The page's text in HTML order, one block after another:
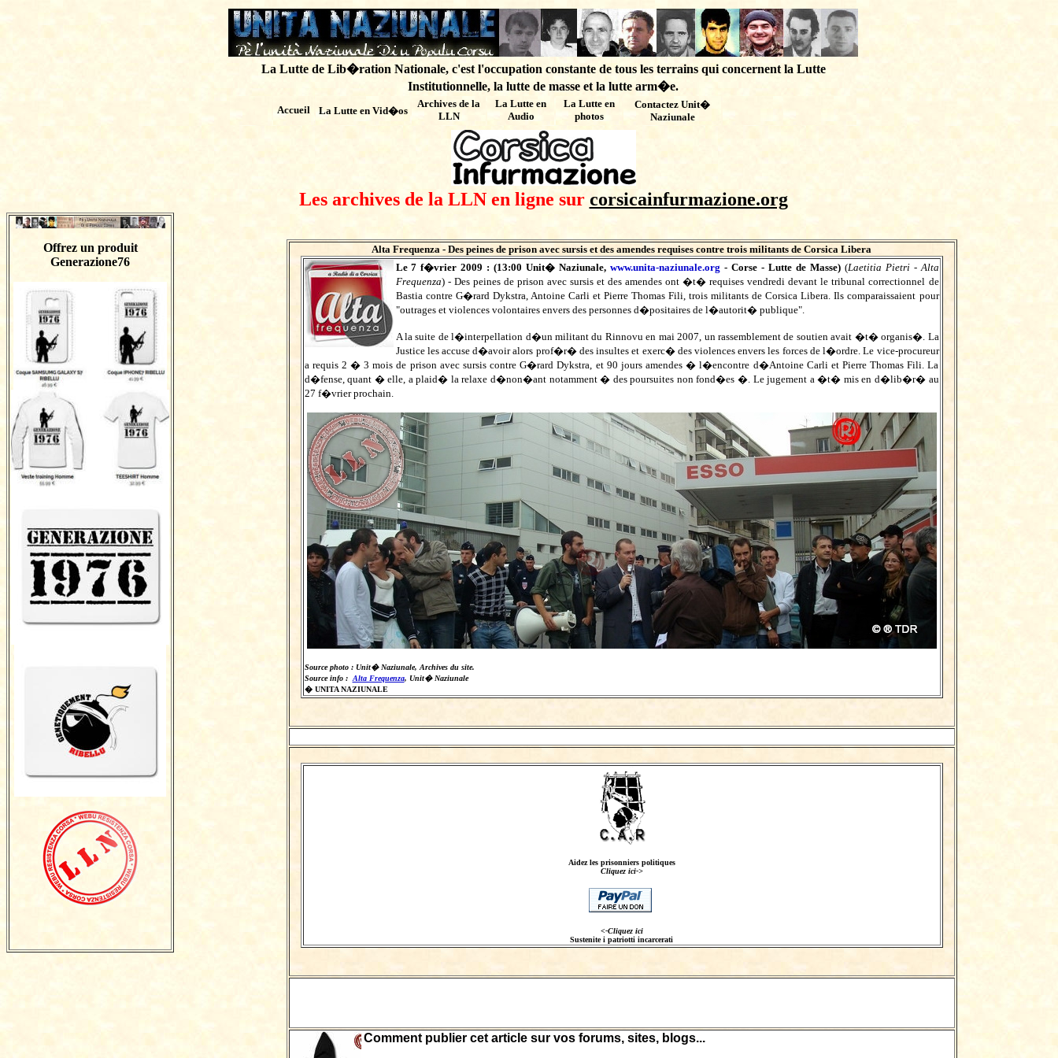
La Lutte de Lib�ration Nationale, c'est l'occupation constante de tous les terrains qui concernent la Lutte
Institutionnelle, la lutte de masse et la lutte arm�e.
Accueil La Lutte en Vid�os
Archives de la
LLN
La Lutte en
Audio
La Lutte en
photos
Contactez Unit�
Naziunale
Les archives de la LLN en ligne sur corsicainfurmazione.org
Offrez un produit
Generazione76
Alta Frequenza - Des peines de prison avec sursis et des amendes requises contre trois militants de Corsica Libera
Le 7 f�vrier 2009 : (13:00 Unit� Naziunale,www.unita-naziunale.org - Corse - Lutte de Masse) (Laetitia Pietri - Alta
Frequenza)-Des peines de prison avec sursis et des amendes ont �t� requises vendredi devant le tribunal correctionnel de
Bastia contre G�rard Dykstra, Antoine Carli et Pierre Thomas Fili, trois militants de Corsica Libera. Ils comparaissaient pour
"outrages et violences volontaires envers des personnes d�positaires de l�autorit� publique".
A la suite de l�interpellation d�un militant du Rinnovu en mai 2007, un rassemblement de soutien avait �t� organis�. La
Justice les accuse d�avoir alors prof�r� des insultes et exerc� des violences envers les forces de l�ordre. Le vice-procureur
a requis 2 � 3 mois de prison avec sursis contre G�rard Dykstra, et 90 jours amendes � l�encontre d�Antoine Carli et Pierre Thomas Fili. La
d�fense, quant � elle, a plaid� la relaxe d�non�ant notamment � des poursuites non fond�es �. Le jugement a �t� mis en d�lib�r� au
27 f�vrier prochain.
Source photo : Unit� Naziunale, Archives du site.
Source info : Alta Frequenza, Unit� Naziunale
� UNITA NAZIUNALE
Aidez les prisonniers politiques
Cliquez ici->
<-Cliquez ici
Sustenite i patriotti incarcerati
Comment publier cet article sur vos forums, sites, blogs...